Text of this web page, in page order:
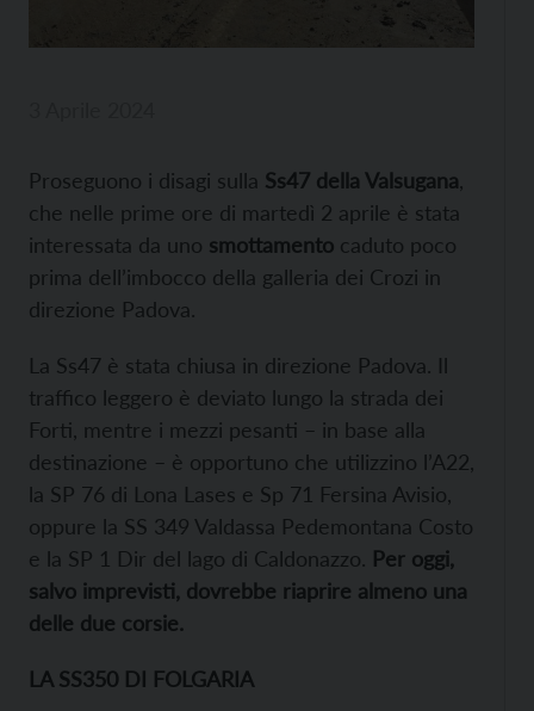
Proseguono i disagi sulla Ss47 della Valsugana
che nelle prime ore di martedì 2 aprile è stata
interessata da uno smottamento caduto poco
prima dell’imbocco della galleria dei Crozi in
direzione Padova.
La Ss47 è stata chiusa in direzione Padova. Il
traffico leggero è deviato lungo la strada dei
Forti, mentre i mezzi pesanti – in base alla
destinazione – è opportuno che utilizzino l’A22,
la SP 76 di Lona Lases e Sp 71 Fersina Avisio,
oppure la SS 349 Valdassa Pedemontana Costo
e la SP 1 Dir del lago di Caldonazzo. Per oggi,
salvo imprevisti, dovrebbe riaprire almeno una
delle due corsie.
LA SS350 DI FOLGARIA